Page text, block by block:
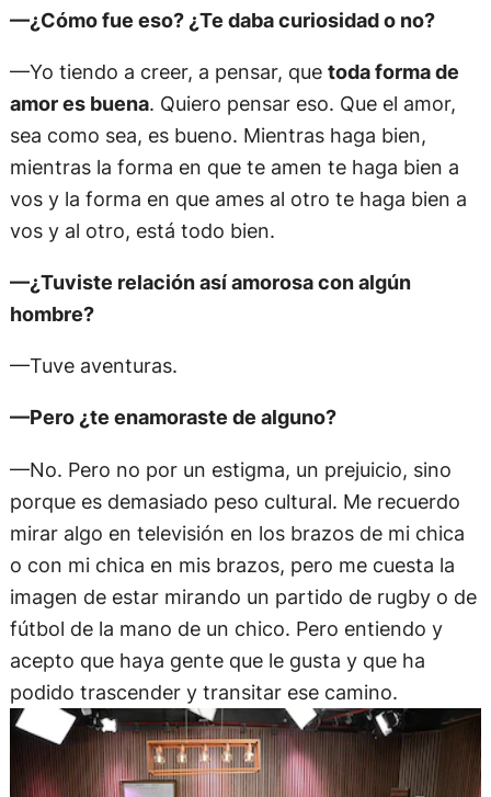
—¿Cómo fue eso? ¿Te daba curiosidad o no?
—Yo tiendo a creer, a pensar, que toda forma de
amor es buena. Quiero pensar eso. Que el amor,
sea como sea, es bueno. Mientras haga bien,
mientras la forma en que te amen te haga bien a
vos y la forma en que ames al otro te haga bien a
vos y al otro, está todo bien.
—¿Tuviste relación así amorosa con algún
hombre?
—Tuve aventuras.
—Pero ¿te enamoraste de alguno?
—No. Pero no por un estigma, un prejuicio, sino
porque es demasiado peso cultural. Me recuerdo
mirar algo en televisión en los brazos de mi chica
o con mi chica en mis brazos, pero me cuesta la
imagen de estar mirando un partido de rugby o de
fútbol de la mano de un chico. Pero entiendo y
acepto que haya gente que le gusta y que ha
podido trascender y transitar ese camino.